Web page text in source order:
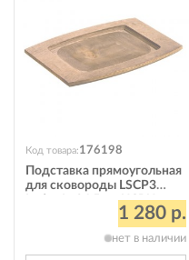
Код товара:176198
Подставка прямоугольная
для сковороды LSCP3
Lodge L=36,5 см UCPU
1 280 р.
нет в наличии